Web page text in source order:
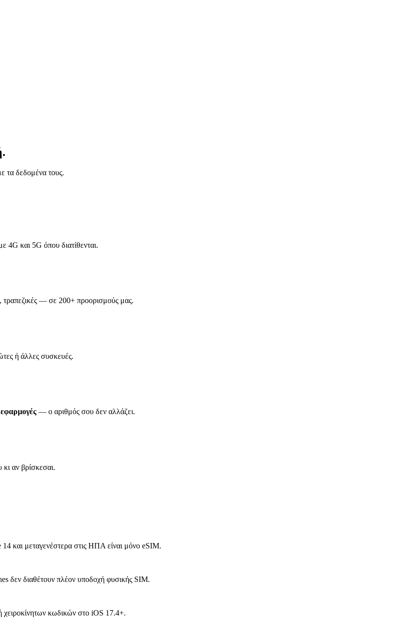
τα δεδομένα τους.
4G και 5G όπου διατίθενται.
— σε 200+ προορισμούς μας.
ή άλλες συσκευές.
— ο αριθμός σου δεν αλλάζει.
αν βρίσκεσαι.
και μεταγενέστερα στις ΗΠΑ είναι μόνο eSIM.
δεν διαθέτουν πλέον υποδοχή φυσικής SIM.
κωδικών στο iOS 17.4+.